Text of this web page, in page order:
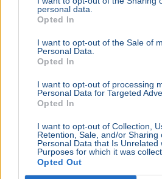
personal data.
Opted In
I want to opt-out of the Sale of
Personal Data.
Opted In
I want to opt-out of processing
Personal Data for Targeted
Opted In
I want to opt-out of Collection,
Retention, Sale, and/or Sharing
Personal Data that Is Unrelated
Purposes for which it was
Opted Out
Országgyűlés Fidesz
szűnik meg Nagy Gábor Bálint
megbízatása, aki politikai
BELFÖLD 2026. augusztus 6.
csaltak ki 2,5 millió forintot
ékszereket egy